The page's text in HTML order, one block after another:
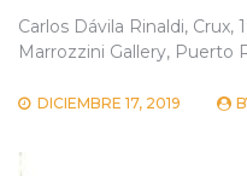
Carlos Dávila Rinaldi,
Marrozzini Gallery, Puerto
DICIEMBRE 17, 2019